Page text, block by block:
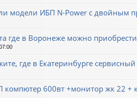
модели ИБП N-Power с двойным
где в Воронеже можно
где в Екатеринбурге
компютер 600вт +монитор жк 22 +